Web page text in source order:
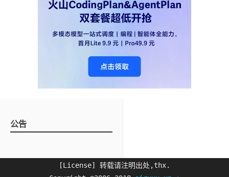
公告
[License] 转载请注明出处,thx.